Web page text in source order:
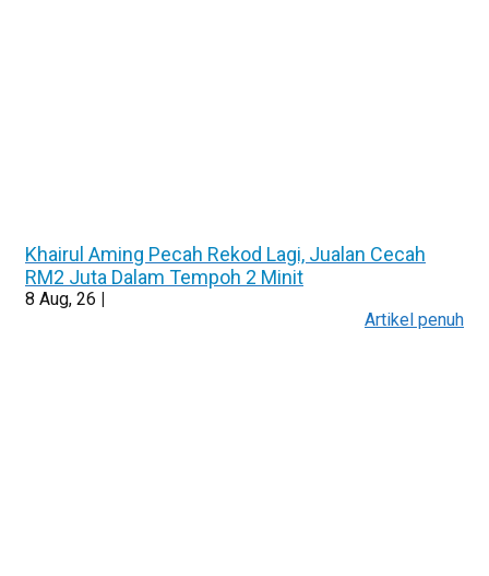
Khairul Aming Pecah Rekod Lagi, Jualan Cecah
RM2 Juta Dalam Tempoh 2 Minit
8 Aug, 26 |
Artikel penuh